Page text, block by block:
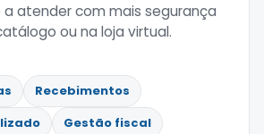
atender com mais segurança
ou na loja virtual.
Recebimentos
Gestão fiscal